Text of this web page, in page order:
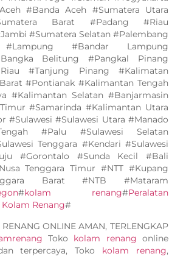
#Banda Aceh #Sumatera Utara
Barat #Padang #Riau
#Sumatera Selatan #Palembang
#Bandar Lampung
Belitung #Pangkal Pinang
#Tanjung Pinang #Kalimatan
#Pontianak #Kalimantan Tengah
#Kalimantan Selatan #Banjarmasin
#Samarinda #Kalimantan Utara
#Sulawesi #Sulawesi Utara #Manado
#Palu #Sulawesi Selatan
Tenggara #Kendari #Sulawesi
#Gorontalo #Sunda Kecil #Bali
Tenggara Timur #NTT #Kupang
Barat #NTB #Mataram
#kolam renang#Peralatan
Renang#
ONLINE AMAN, TERLENGKAP
Toko kolam renang online
terpercaya, Toko kolam renang,